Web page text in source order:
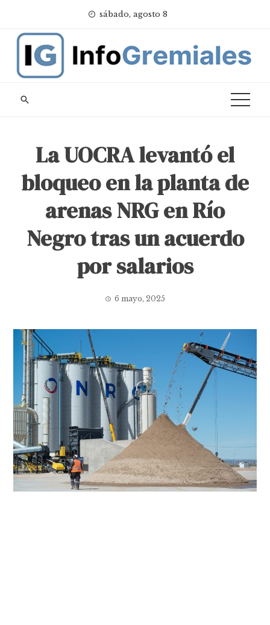
content
sábado, agosto 8
La UOCRA levantó el
bloqueo en la planta de
arenas NRG en Río
Negro tras un acuerdo
por salarios
6 mayo, 2025